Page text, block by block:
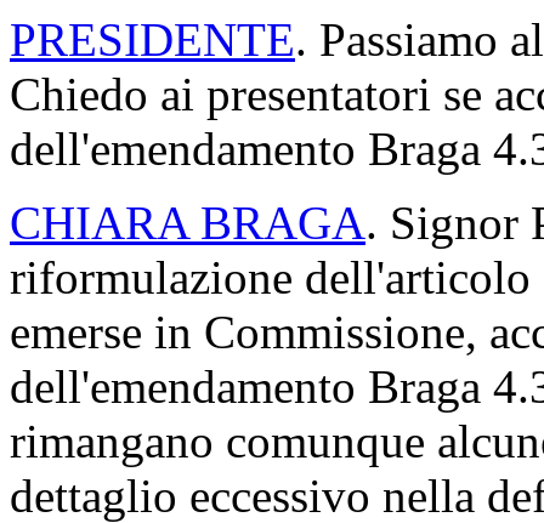
PRESIDENTE. Passiamo
Chiedo ai presentatori se
dell'emendamento Braga
CHIARA BRAGA. Signor
riformulazione dell'articolo
emerse in Commissione,
dell'emendamento Braga
rimangano comunque
dettaglio eccessivo nella